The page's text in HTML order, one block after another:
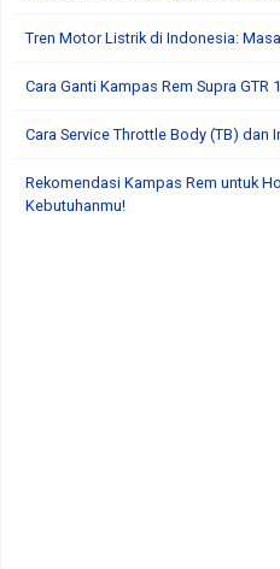
Tren Motor Listrik di Indonesia:
Cara Ganti Kampas Rem Supra GTR
Cara Service Throttle Body (TB) dan
Rekomendasi Kampas Rem untuk
Kebutuhanmu!